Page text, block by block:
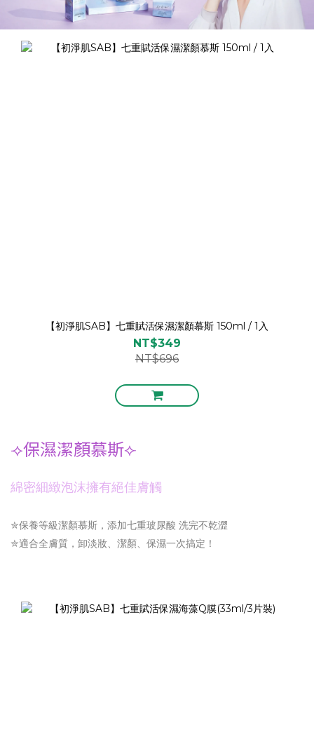
【初淨肌SAB】七重賦活保濕潔顏慕斯 150ml / 1入
NT$349
NT$696
⟢保濕潔顏慕斯⟣
綿密細緻泡沫擁有絕佳膚觸
✮保養等級潔顏慕斯，添加七重玻尿酸 洗完不乾澀
✮適合全膚質，卸淡妝、潔顏、保濕一次搞定！